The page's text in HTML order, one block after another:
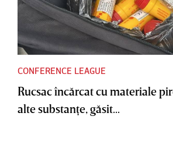
CONFERENCE LEAGUE
Rucsac încărcat cu materiale
alte substanţe, găsit...